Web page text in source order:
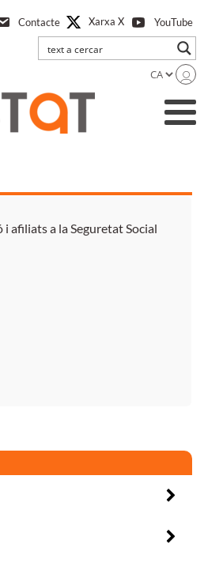
a
l'contingut
Contacte Xarxa X YouTube
afiliats a la Seguretat Social